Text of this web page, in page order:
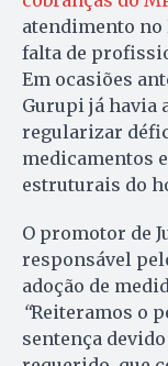
atendimento no
falta de
Em ocasiões
Gurupi já havia
regularizar
medicamentos
estruturais do
O promotor de
responsável
adoção de
“Reiteramos o
sentença